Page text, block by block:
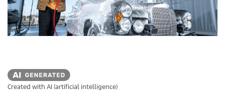
Created with AI (artificial intelligence)